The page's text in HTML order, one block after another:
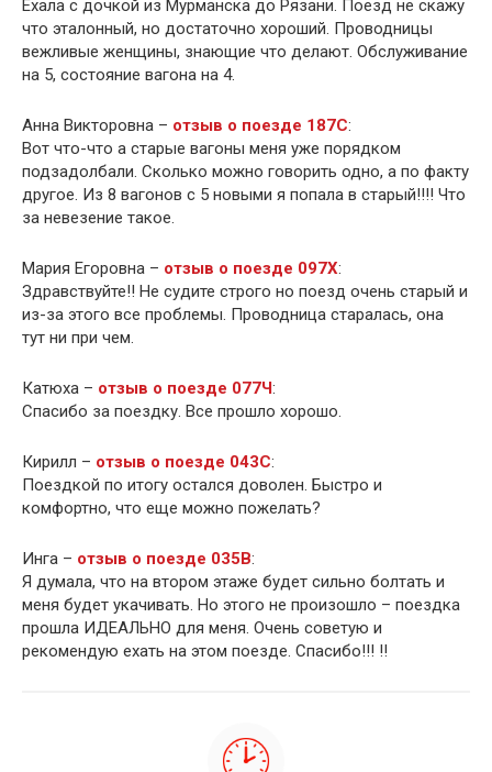
Ехала с дочкой из Мурманска до Рязани. Поезд не скажу
что эталонный, но достаточно хороший. Проводницы
вежливые женщины, знающие что делают. Обслуживание
на 5, состояние вагона на 4.
Анна Викторовна – отзыв о поезде 187С:
Вот что-что а старые вагоны меня уже порядком
подзадолбали. Сколько можно говорить одно, а по факту
другое. Из 8 вагонов с 5 новыми я попала в старый!!!! Что
за невезение такое.
Мария Егоровна – отзыв о поезде 097Х:
Здравствуйте!! Не судите строго но поезд очень старый и
из-за этого все проблемы. Проводница старалась, она
тут ни при чем.
Катюха – отзыв о поезде 077Ч:
Спасибо за поездку. Все прошло хорошо.
Кирилл – отзыв о поезде 043С:
Поездкой по итогу остался доволен. Быстро и
комфортно, что еще можно пожелать?
Инга – отзыв о поезде 035В:
Я думала, что на втором этаже будет сильно болтать и
меня будет укачивать. Но этого не произошло – поездка
прошла ИДЕАЛЬНО для меня. Очень советую и
рекомендую ехать на этом поезде. Спасибо!!! !!